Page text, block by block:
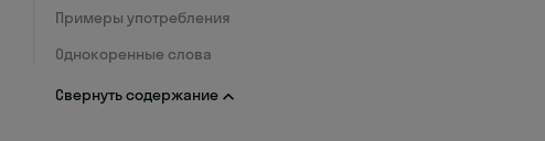
Примеры употребления
Однокоренные слова
Свернуть содержание